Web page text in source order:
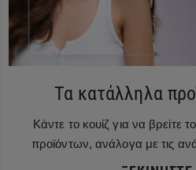
Τα κατάλληλα
Κάντε το κουίζ για να βρείτε
προϊόντων, ανάλογα με τις